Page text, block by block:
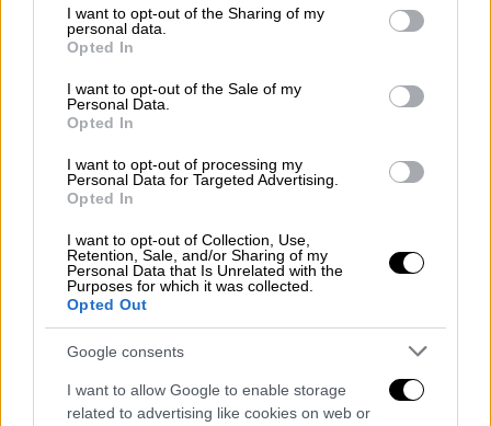
not limited to your visit or usage behaviour. You may click to
grant or deny consent to Google and its third-party tags to
use your data for below specified purposes in below Google
consent section.
I want to opt-out of the Sharing of my
personal data.
Opted In
I want to opt-out of the Sale of my
Personal Data.
Opted In
I want to opt-out of processing my
Personal Data for Targeted Advertising.
Opted In
I want to opt-out of Collection, Use,
Retention, Sale, and/or Sharing of my
Personal Data that Is Unrelated with the
Purposes for which it was collected.
Opted Out
Google consents
I want to allow Google to enable storage
related to advertising like cookies on web or
Κόσμος|15.02.2025 22:14
και Ρωσία για την Ουκρανία: Η
συνάντηση στη Σαουδική Αραβία και το
τηλεφώνημα Λαβρόφ-Ρούμπιο
Πριν τις 28 Φεβρουαρίου το τετ-α-τετ